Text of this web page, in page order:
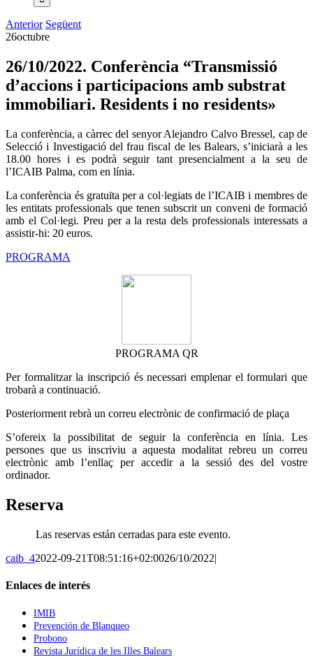
Anterior Següent
26octubre
26/10/2022. Conferència “Transmissió
d’accions i participacions amb substrat
immobiliari. Residents i no residents»
La conferència, a càrrec del senyor Alejandro Calvo Bressel, cap de
Selecció i Investigació del frau fiscal de les Balears, s’iniciarà a les
18.00 hores i es podrà seguir tant presencialment a la seu de
l’ICAIB Palma, com en línia.
La conferència és gratuïta per a col·legiats de l’ICAIB i membres de
les entitats professionals que tenen subscrit un conveni de formació
amb el Col·legi. Preu per a la resta dels professionals interessats a
assistir-hi: 20 euros.
PROGRAMA
PROGRAMA QR
Per formalitzar la inscripció és necessari emplenar el formulari que
trobarà a continuació.
Posteriorment rebrà un correu electrònic de confirmació de plaça
S’ofereix la possibilitat de seguir la conferència en línia. Les
persones que us inscriviu a aquesta modalitat rebreu un correu
electrònic amb l’enllaç per accedir a la sessió des del vostre
ordinador.
Reserva
Las reservas están cerradas para este evento.
caib_42022-09-21T08:51:16+02:0026/10/2022|
Enlaces de interés
IMIB
Prevención de Blanqueo
Probono
Revista Jurídica de les Illes Balears